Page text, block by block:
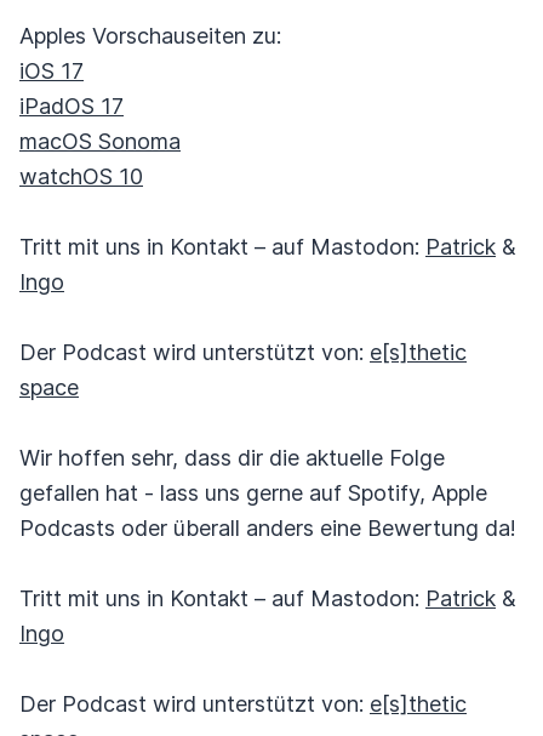
Apples Vorschauseiten zu:
iOS 17
iPadOS 17
macOS Sonoma
watchOS 10
Tritt mit uns in Kontakt – auf Mastodon: Patrick &
Ingo
Der Podcast wird unterstützt von: e[s]thetic
space
Wir hoffen sehr, dass dir die aktuelle Folge
gefallen hat - lass uns gerne auf Spotify, Apple
Podcasts oder überall anders eine Bewertung da!
Tritt mit uns in Kontakt – auf Mastodon: Patrick &
Ingo
Der Podcast wird unterstützt von: e[s]thetic